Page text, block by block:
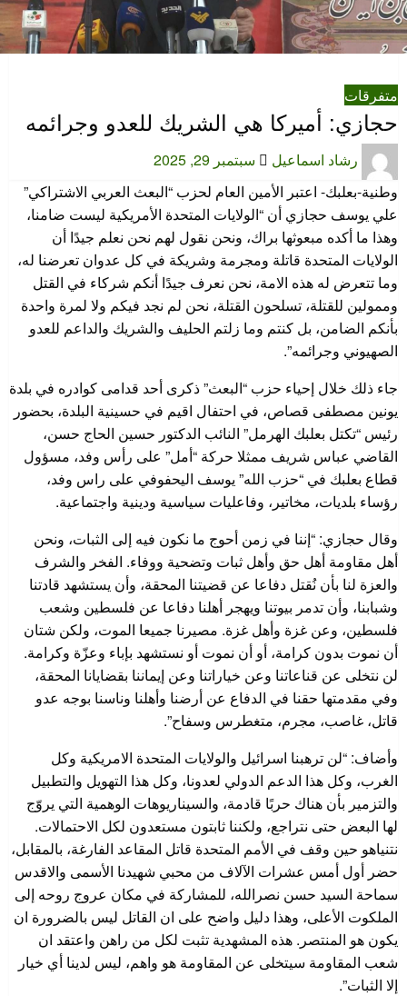
متفرقات
حجازي: أميركا هي الشريك للعدو وجرائمه
رشاد اسماعيل
نُشر
سبتمبر 29, 2025
وطنية-بعلبك- اعتبر الأمين العام لحزب “البعث العربي الاشتراكي”
علي يوسف حجازي أن “الولايات المتحدة الأمريكية ليست ضامنا،
وهذا ما أكده مبعوثها براك، ونحن نقول لهم نحن نعلم جيدًا أن
الولايات المتحدة قاتلة ومجرمة وشريكة في كل عدوان تعرضنا له،
وما تتعرض له هذه الامة، نحن نعرف جيدًا أنكم شركاء في القتل
وممولين للقتلة، تسلحون القتلة، نحن لم نجد فيكم ولا لمرة واحدة
بأنكم الضامن، بل كنتم وما زلتم الحليف والشريك والداعم للعدو
الصهيوني وجرائمه”.
جاء ذلك خلال إحياء حزب “البعث” ذكرى أحد قدامى كوادره في بلدة
يونين مصطفى قصاص، في احتفال اقيم في حسينية البلدة، بحضور
رئيس “تكتل بعلبك الهرمل” النائب الدكتور حسين الحاج حسن،
القاضي عباس شريف ممثلا حركة “أمل” على رأس وفد، مسؤول
قطاع بعلبك في “حزب الله” يوسف اليحفوفي على راس وفد،
رؤساء بلديات، مخاتير، وفاعليات سياسية ودينية واجتماعية.
وقال حجازي: “إننا في زمن أحوج ما نكون فيه إلى الثبات، ونحن
أهل مقاومة أهل حق وأهل ثبات وتضحية ووفاء. الفخر والشرف
والعزة لنا بأن نُقتل دفاعا عن قضيتنا المحقة، وأن يستشهد قادتنا
وشبابنا، وأن تدمر بيوتنا ويهجر أهلنا دفاعا عن فلسطين وشعب
فلسطين، وعن غزة وأهل غزة. مصيرنا جميعا الموت، ولكن شتان
أن نموت بدون كرامة، أو أن نموت أو نستشهد بإباء وعزّة وكرامة.
لن نتخلى عن قناعاتنا وعن خياراتنا وعن إيماننا بقضايانا المحقة،
وفي مقدمتها حقنا في الدفاع عن أرضنا وأهلنا وناسنا بوجه عدو
قاتل، غاصب، مجرم، متغطرس وسفاح”.
وأضاف: “لن ترهبنا اسرائيل والولايات المتحدة الامريكية وكل
الغرب، وكل هذا الدعم الدولي لعدونا، وكل هذا التهويل والتطبيل
والتزمير بأن هناك حربًا قادمة، والسيناريوهات الوهمية التي يروّج
لها البعض حتى نتراجع، ولكننا ثابتون مستعدون لكل الاحتمالات.
نتنياهو حين وقف في الأمم المتحدة قاتل المقاعد الفارغة، بالمقابل،
حضر أول أمس عشرات الآلاف من محبي شهيدنا الأسمى والاقدس
سماحة السيد حسن نصرالله، للمشاركة في مكان عروج روحه إلى
الملكوت الأعلى، وهذا دليل واضح على ان القاتل ليس بالضرورة ان
يكون هو المنتصر. هذه المشهدية تثبت لكل من راهن واعتقد ان
شعب المقاومة سيتخلى عن المقاومة هو واهم، ليس لدينا أي خيار
إلا الثبات”.